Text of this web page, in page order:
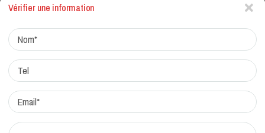
Protocole de correction
Vérifier une information